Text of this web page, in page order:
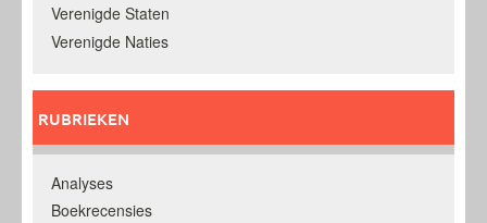
Verenigde Staten
Verenigde Naties
RUBRIEKEN
Analyses
Boekrecensies